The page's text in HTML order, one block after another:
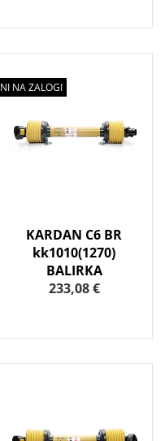
NI NA ZALOGI
KARDAN C6 BR
kk1010(1270)
BALIRKA
233,08 €